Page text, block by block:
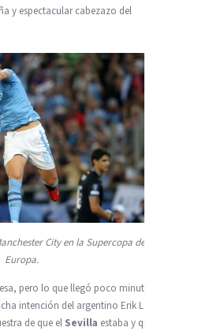
y espectacular cabezazo del
City en la Supercopa de
Europa.
pero lo que llegó poco minutos
intención del argentino Erik Lamela
de que el Sevilla estaba y que